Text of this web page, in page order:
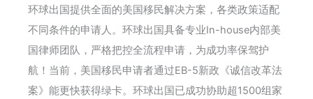
环球出国提供全面的美国移民解决方案，各类政策适配
不同条件的申请人。环球出国具备专业In-house内部美
国律师团队，严格把控全流程申请，为成功率保驾护
航！当前，美国移民申请者通过EB-5新政《诚信改革法
案》 能更快获得绿卡。环球出国已成功协助超1500组家